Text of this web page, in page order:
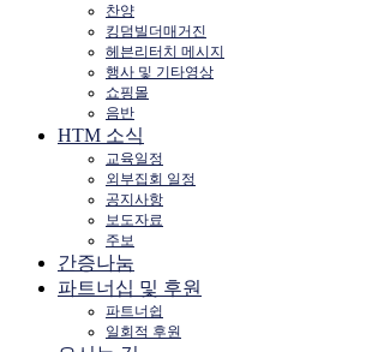
찬양
킹덤빌더매거진
헤븐리터치 메시지
행사 및 기타영상
쇼핑몰
음반
HTM 소식
교육일정
외부집회 일정
공지사항
보도자료
주보
간증나눔
파트너십 및 후원
파트너쉽
일회적 후원